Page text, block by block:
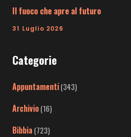
Il fuoco che apre al futuro
31 Luglio 2026
Categorie
Appuntamenti(343)
Archivio(16)
Bibbia (723)